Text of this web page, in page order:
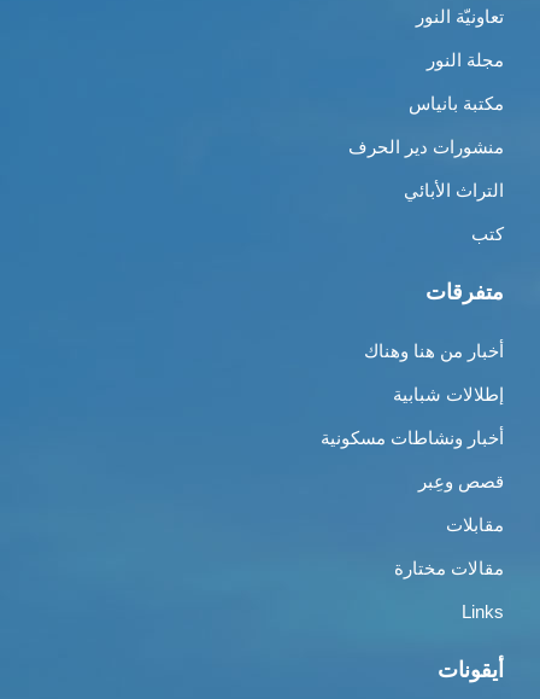
تعاونيّة النور
مجلة النور
مكتبة بانياس
منشورات دير الحرف
التراث الأبائي
كتب
متفرقات
أخبار من هنا وهناك
إطلالات شبابية
أخبار ونشاطات مسكونية
قصص وعِبر
مقابلات
مقالات مختارة
Links
أيقونات